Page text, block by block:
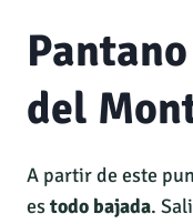
del
A partir de este
estodo bajada.